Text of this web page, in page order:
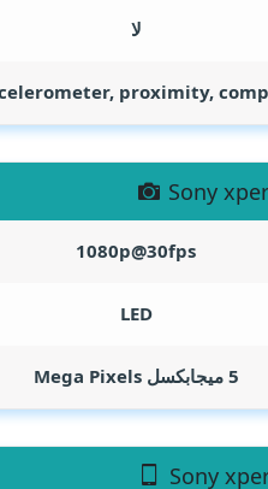
لا
proximity,
Sony
1080p@30fps
LED
5 ميجابكسل Mega Pixels
Sony